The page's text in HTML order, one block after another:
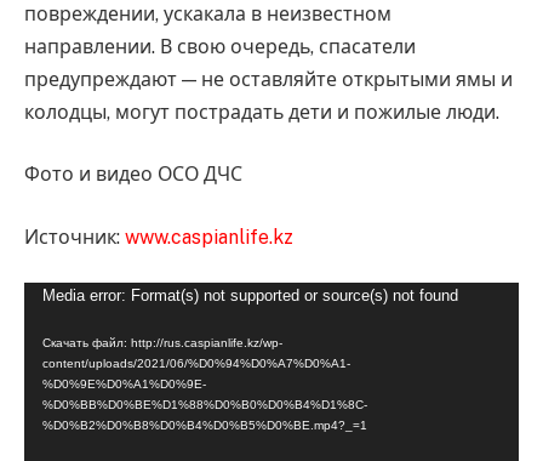
повреждении, ускакала в неизвестном
направлении. В свою очередь, спасатели
предупреждают — не оставляйте открытыми ямы и
колодцы, могут пострадать дети и пожилые люди.
Фото и видео ОСО ДЧС
Источник: www.caspianlife.kz
Видеоплеер
Media error: Format(s) not supported or source(s) not found
Скачать файл: http://rus.caspianlife.kz/wp-
content/uploads/2021/06/%D0%94%D0%A7%D0%A1-
%D0%9E%D0%A1%D0%9E-
%D0%BB%D0%BE%D1%88%D0%B0%D0%B4%D1%8C-
%D0%B2%D0%B8%D0%B4%D0%B5%D0%BE.mp4?_=1